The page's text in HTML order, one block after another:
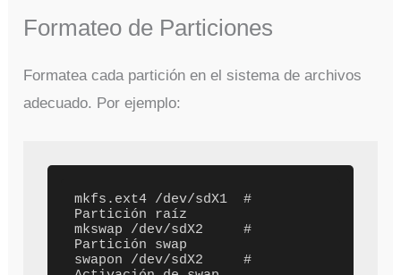
Formateo de Particiones
Formatea cada partición en el sistema de archivos
adecuado. Por ejemplo:
mkfs.ext4 /dev/sdX1  #
Partición raíz
mkswap /dev/sdX2     #
Partición swap
swapon /dev/sdX2     #